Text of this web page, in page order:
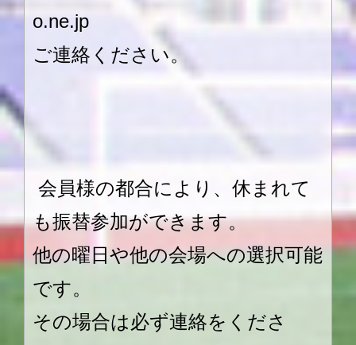
o.ne.jp
ご連絡ください。
会員様の都合により、休まれて
も振替参加ができます。
他の曜日や他の会場への選択可能
です。
その場合は必ず連絡をくださ